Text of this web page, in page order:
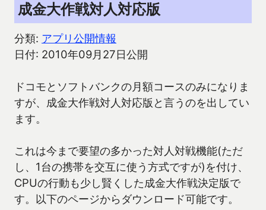
成金大作戦対人対応版
分類: アプリ公開情報
日付: 2010年09月27日公開
ドコモとソフトバンクの月額コースのみになりま
すが、成金大作戦対人対応版と言うのを出してい
ます。
これは今まで要望の多かった対人対戦機能(ただ
し、1台の携帯を交互に使う方式ですが)を付け、
CPUの行動も少し賢くした成金大作戦決定版で
す。以下のページからダウンロード可能です。